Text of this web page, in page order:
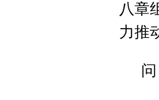
八章
力推